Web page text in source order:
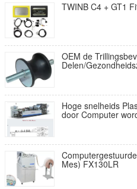
TWINB C4 + GT1
OEM de
Delen/
Hoge snelheids
door Computer
Mes) FX130LR